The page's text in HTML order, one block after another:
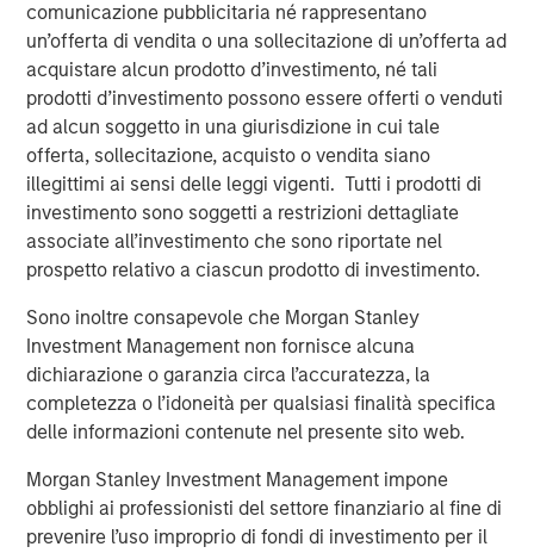
comunicazione pubblicitaria né rappresentano
un’offerta di vendita o una sollecitazione di un’offerta ad
acquistare alcun prodotto d’investimento, né tali
prodotti d’investimento possono essere offerti o venduti
ad alcun soggetto in una giurisdizione in cui tale
offerta, sollecitazione, acquisto o vendita siano
illegittimi ai sensi delle leggi vigenti. Tutti i prodotti di
investimento sono soggetti a restrizioni dettagliate
associate all’investimento che sono riportate nel
prospetto relativo a ciascun prodotto di investimento.
Sono inoltre consapevole che Morgan Stanley
Investment Management non fornisce alcuna
dichiarazione o garanzia circa l’accuratezza, la
completezza o l’idoneità per qualsiasi finalità specifica
delle informazioni contenute nel presente sito web.
Morgan Stanley Investment Management impone
obblighi ai professionisti del settore finanziario al fine di
prevenire l’uso improprio di fondi di investimento per il
We believe investment in issuers that demonstrate strong
performance in one or more of the components above
can help to tackle climate change and drive a low-carbon
shift. However, there are complexities and variability in
how companies approach these components and this
differentiation is very evident in the autos manufacturing
industry. As one of the world’s highest‑emitting industries,
the auto sector accounts for over 20% of global
greenhouse gas emissions , making its decarbonization a
low‑carbon transition.
The current investing landscape in European automakers’
debt is challenging, as companies are facing a number of
threats: an expensive and ageing workforce in Europe,
emission vehicles, rapid growth of Chinese brands in
Europe, as well as loss of market share in China. Recent
write-downs across several automakers’ EV divisions